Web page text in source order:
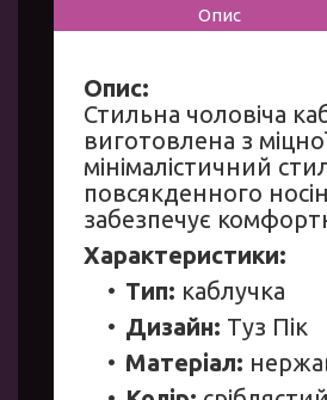
Опис
Опис:
Стильна чоловіча
виготовлена з
мінімалістичний
повсякденного
забезпечує
Характеристики:
Тип: каблучка
Дизайн: Туз Пік
Матеріал: